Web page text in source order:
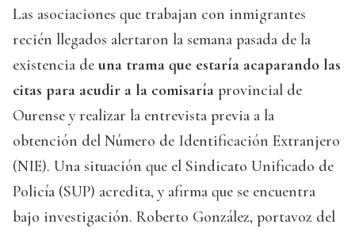
Las asociaciones que trabajan con inmigrantes
recién llegados alertaron la semana pasada de la
existencia de una trama que estaría acaparando las
citas para acudir a la comisaría provincial de
Ourense y realizar la entrevista previa a la
obtención del Número de Identificación Extranjero
(NIE). Una situación que el Sindicato Unificado de
Policía (SUP) acredita, y afirma que se encuentra
bajo investigación. Roberto González, portavoz del